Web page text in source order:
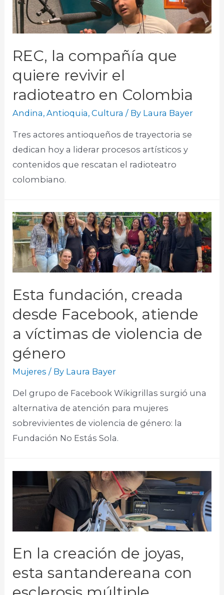
REC, la compañía que
quiere revivir el
radioteatro en Colombia
Andina,Antioquia,Cultura / By Laura Bayer
Tres actores antioqueños de trayectoria se
dedican hoy a liderar procesos artísticos y
contenidos que rescatan el radioteatro
colombiano.​
Esta fundación, creada
desde Facebook, atiende
a víctimas de violencia de
género
Mujeres / By Laura Bayer
Del grupo de Facebook Wikigrillas surgió una
alternativa de atención para mujeres
sobrevivientes de violencia de género: la
Fundación No Estás Sola.​
En la creación de joyas,
esta santandereana con